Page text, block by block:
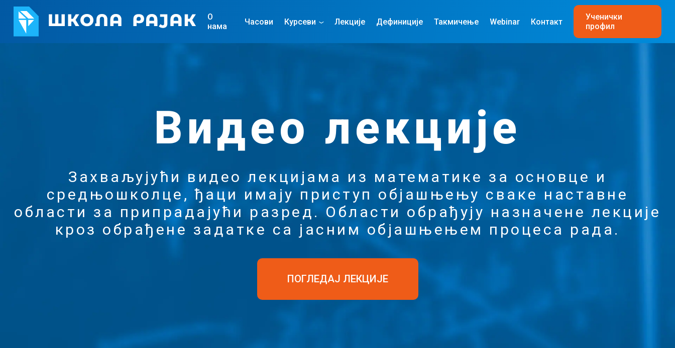
О
нама
Часови Курсеви Лекције Дефиниције Такмичење Webinar Контакт
Ученички
профил
Видео лекције
Захваљујући видео лекцијама из математике за основце и
средњошколце, ђаци имају приступ објашњењу сваке наставне
области за припрадајући разред. Области обрађују назначене лекције
кроз обрађене задатке са јасним објашњењем процеса рада.
ПОГЛЕДАЈ ЛЕКЦИЈЕ